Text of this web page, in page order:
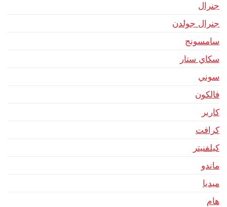
جنرال
جنرال جولدن
سامسونج
سكاي ستار
سوني
فالكون
كارير
كرافت
كيلفنيتر
ماندو
ميديا
هام